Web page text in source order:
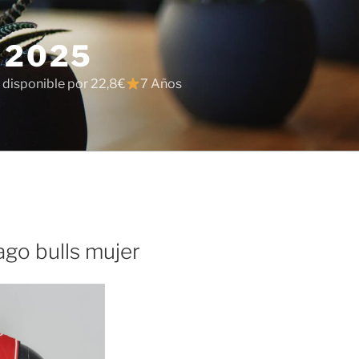
2025
disponible por 22,8€
7 Años
bulls mujer